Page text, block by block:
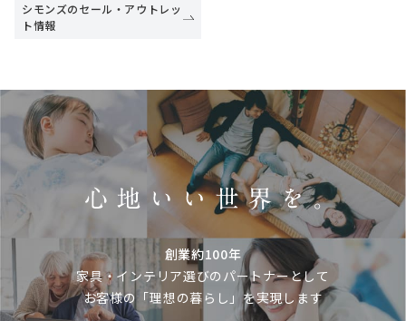
シモンズのセール・アウトレッ
ト情報
創業約100年
家具・インテリア選びのパートナーとして
お客様の「理想の暮らし」を実現します